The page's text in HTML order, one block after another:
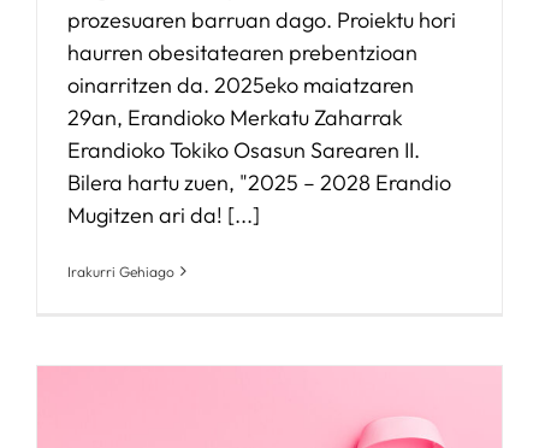
prozesuaren barruan dago. Proiektu hori
haurren obesitatearen prebentzioan
oinarritzen da. 2025eko maiatzaren
29an, Erandioko Merkatu Zaharrak
Erandioko Tokiko Osasun Sarearen II.
Bilera hartu zuen, "2025 – 2028 Erandio
Mugitzen ari da! [...]
Irakurri Gehiago